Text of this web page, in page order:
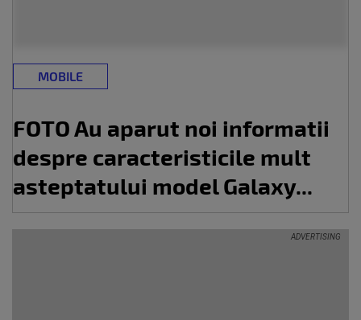
MOBILE
FOTO Au aparut noi informatii
despre caracteristicile mult
asteptatului model Galaxy...